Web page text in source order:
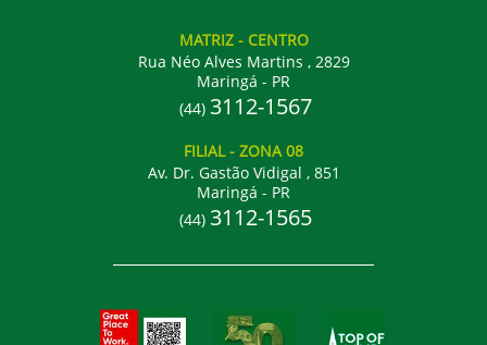
MATRIZ - CENTRO
Rua Néo Alves Martins , 2829
Maringá - PR
(44) 3112-1567
FILIAL- ZONA 08
Av. Dr. Gastão Vidigal , 851
Maringá - PR
(44) 3112-1565